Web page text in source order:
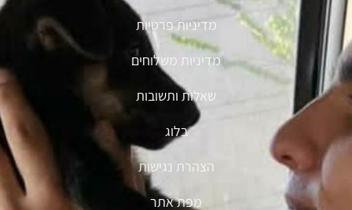
מדיניות פרטיות
מדיניות משלוחים
שאלות ותשובות
בלוג
הצהרת נגישות
מפת אתר